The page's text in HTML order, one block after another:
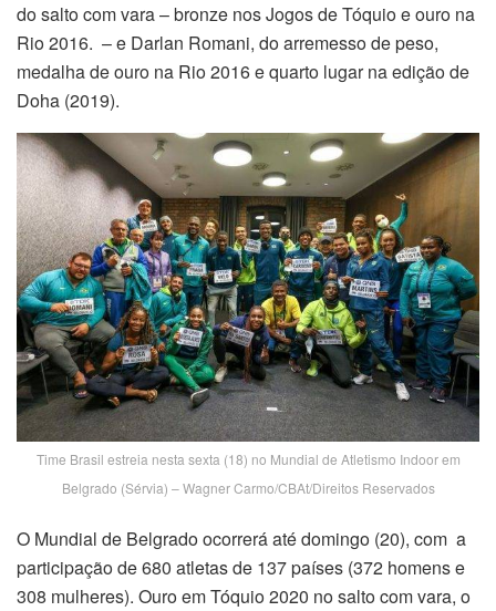
do salto com vara – bronze nos Jogos de Tóquio e ouro na
Rio 2016. – e Darlan Romani, do arremesso de peso,
medalha de ouro na Rio 2016 e quarto lugar na edição de
Doha (2019).
Time Brasil estreia nesta sexta (18) no Mundial de Atletismo Indoor em
Belgrado (Sérvia) – Wagner Carmo/CBAt/Direitos Reservados
O Mundial de Belgrado ocorrerá até domingo (20), com a
participação de 680 atletas de 137 países (372 homens e
308 mulheres). Ouro em Tóquio 2020 no salto com vara, o